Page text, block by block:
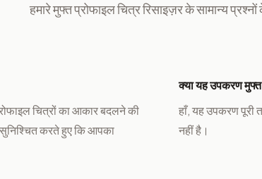
हमारे मुफ्त प्रोफाइल चित्र रिसाइज़र के सामान्य प्रश्नों
चित्रों का आकार बदलने की
करते हुए कि आपका
क्या यह उपकरण
हाँ, यह उपकरण पूरी
नहीं है।